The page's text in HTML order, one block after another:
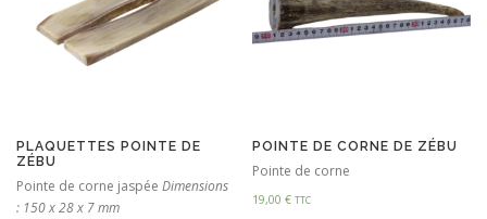
PLAQUETTES POINTE DE
ZÉBU
Pointe de corne jaspée Dimensions
: 150 x 28 x 7 mm
POINTE DE CORNE DE ZÉBU
Pointe de corne
19,00€ TTC